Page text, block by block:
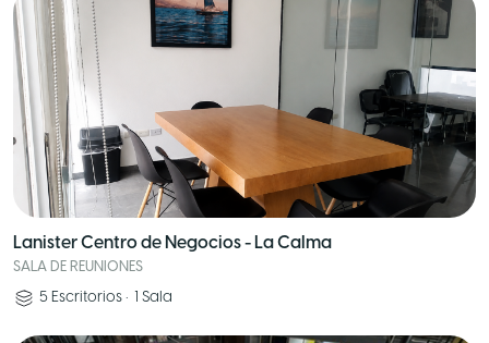
Lanister Centro de Negocios - La Calma
SALA DE REUNIONES
5 Escritorios • 1 Sala